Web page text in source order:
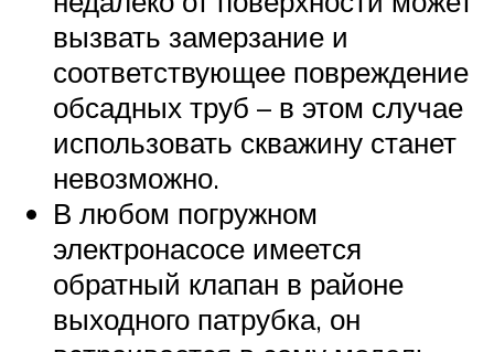
вызвать замерзание и
соответствующее повреждение
обсадных труб – в этом случае
использовать скважину станет
невозможно.
В любом погружном
электронасосе имеется
обратный клапан в районе
выходного патрубка, он